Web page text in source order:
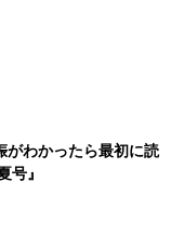
がわかったら最初に読
号』